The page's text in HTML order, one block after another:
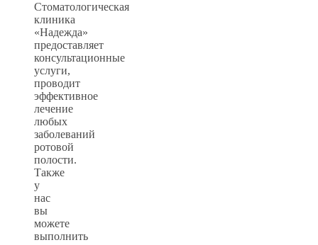
Стоматологическая
клиника
«Надежда»
предоставляет
консультационные
услуги,
проводит
эффективное
лечение
любых
заболеваний
ротовой
полости.
Также
у
нас
вы
можете
выполнить